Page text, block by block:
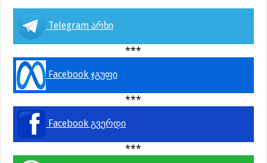
Telegram არხი
***
Facebook ჯგუფი
***
Facebook გვერდი
***